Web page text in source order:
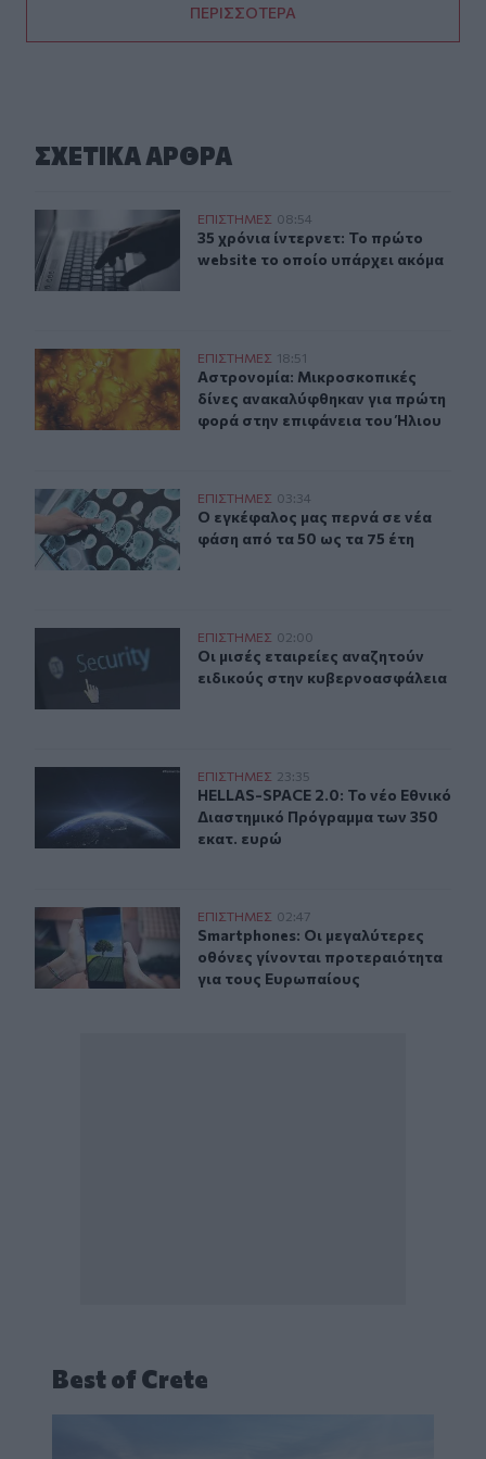
ΠΕΡΙΣΣΟΤΕΡΑ
ΣΧΕΤΙΚA AΡΘΡΑ
35 χρόνια ίντερνετ: Το πρώτο website το οποίο
ΕΠΙΣΤΗΜΕΣ 08:54
35 χρόνια ίντερνετ: Το πρώτο
35 χρόνια ίντερνετ: Το πρώτο
website το οποίο υπάρχει ακόμα
Aστρονομία: Μικροσκοπικές δίνες ανακαλύφθηκαν
ΕΠΙΣΤΗΜΕΣ 18:51
Aστρονομία: Μικροσκοπικές
Aστρονομία: Μικροσκοπικές
δίνες ανακαλύφθηκαν για πρώτη
φορά στην επιφάνεια του Ήλιου
Ο εγκέφαλος μας περνά σε νέα φάση από τα 50 ως τα 75
ΕΠΙΣΤΗΜΕΣ 03:34
Ο εγκέφαλος μας περνά σε νέα
Ο εγκέφαλος μας περνά σε νέα
φάση από τα 50 ως τα 75 έτη
Οι μισές εταιρείες αναζητούν ειδικούς στην
ΕΠΙΣΤΗΜΕΣ 02:00
Οι μισές εταιρείες αναζητούν
Οι μισές εταιρείες αναζητούν
ειδικούς στην κυβερνοασφάλεια
HELLAS-SPACE 2.0: Το νέο Εθνικό Διαστημικό
ΕΠΙΣΤΗΜΕΣ 23:35
HELLAS-SPACE 2.0: Το νέο
HELLAS-SPACE 2.0: Το νέο Εθνικό
Διαστημικό Πρόγραμμα των 350
εκατ. ευρώ
Smartphones: Οι μεγαλύτερες οθόνες γίνονται
ΕΠΙΣΤΗΜΕΣ 02:47
Smartphones: Οι μεγαλύτερες
Smartphones: Οι μεγαλύτερες
οθόνες γίνονται προτεραιότητα
για τους Ευρωπαίους
Best of Crete